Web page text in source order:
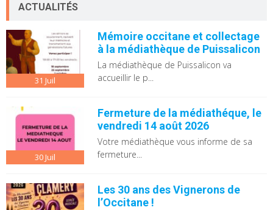
ACTUALITÉS
31 Juil
Mémoire occitane et collectage
à la médiathèque de Puissalicon
La médiathèque de Puissalicon va
accueillir le p...
30Juil
Fermeture de la médiathéque, le
vendredi 14 août 2026
Votre médiathèque vous informe de sa
fermeture...
Les 30 ans des Vignerons de
l’Occitane !